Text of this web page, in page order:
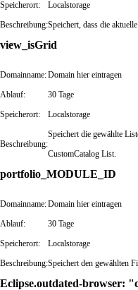
Speicherort: Localstorage
Beschreibung:Speichert, dass die
view_isGrid
Domainname:Domain hier eintragen
Ablauf: 30 Tage
Speicherort: Localstorage
Beschreibung:
Speichert die gewählte
CustomCatalog List.
portfolio_MODULE_ID
Domainname:Domain hier eintragen
Ablauf: 30 Tage
Speicherort: Localstorage
Beschreibung:Speichert den gewählten
Eclipse.outdated-browser: